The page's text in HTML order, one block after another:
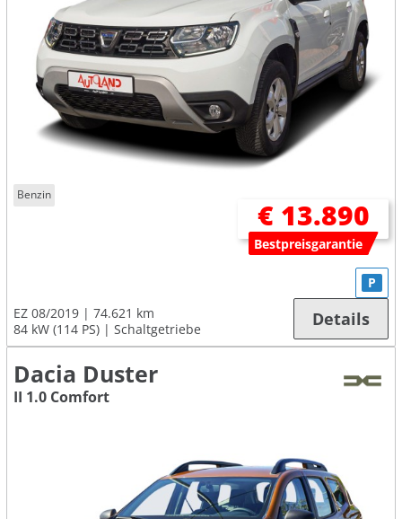
Benzin
€ 13.890
Bestpreisgarantie
EZ 08/2019
74.621 km
84 kW (114 PS)
Schaltgetriebe
P
Details
Dacia Duster
II 1.0 Comfort